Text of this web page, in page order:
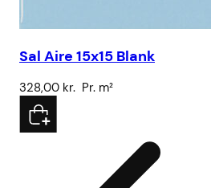
Sal Aire 15x15 Blank
328,00 kr. Pr. m²